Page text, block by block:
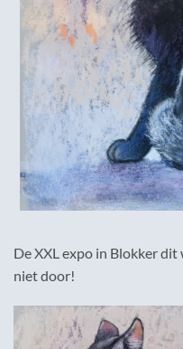
De XXL expo in Blokker dit
niet door!